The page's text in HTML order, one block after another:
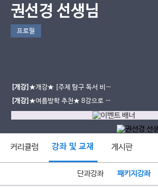
권선경 선생님
프로필
[개강]★개강★ [주제 탐구 독서 비
상] 교과서 강좌 개강 완료!
[개강]★여름방학 추천★ 8강으로 시
작하는, 가벼운 비문학 강좌 오픈!
커리큘럼 강좌 및 교재 게시판
단과강좌 패키지강좌